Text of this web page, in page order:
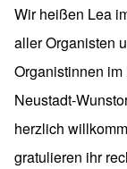
Wir heißen Lea
aller Organisten
Organistinnen im
Neustadt-
herzlich
gratulieren ihr